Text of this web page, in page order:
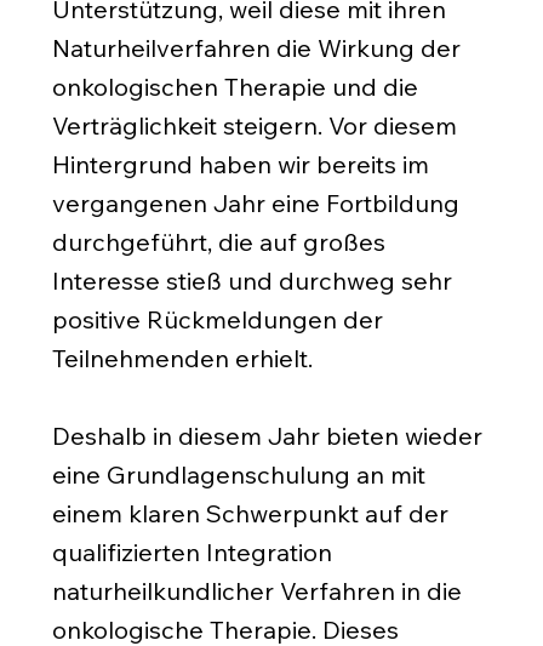
Unterstützung, weil diese mit ihren
Naturheilverfahren die Wirkung der
onkologischen Therapie und die
Verträglichkeit steigern. Vor diesem
Hintergrund haben wir bereits im
vergangenen Jahr eine Fortbildung
durchgeführt, die auf großes
Interesse stieß und durchweg sehr
positive Rückmeldungen der
Teilnehmenden erhielt.
Deshalb in diesem Jahr bieten wieder
eine Grundlagenschulung an mit
einem klaren Schwerpunkt auf der
qualifizierten Integration
naturheilkundlicher Verfahren in die
onkologische Therapie. Dieses